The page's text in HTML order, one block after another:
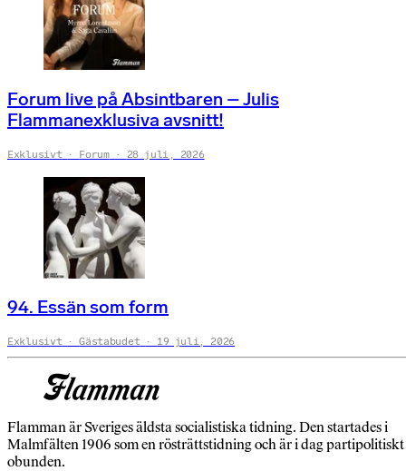
Forum live på Absintbaren – Julis
Flammanexklusiva avsnitt!
Exklusivt Forum 28 juli, 2026
94. Essän som form
Exklusivt Gästabudet 19 juli, 2026
Flamman är Sveriges äldsta socialistiska tidning. Den startades i
Malmfälten 1906 som en rösträttstidning och är i dag partipolitiskt
obunden.